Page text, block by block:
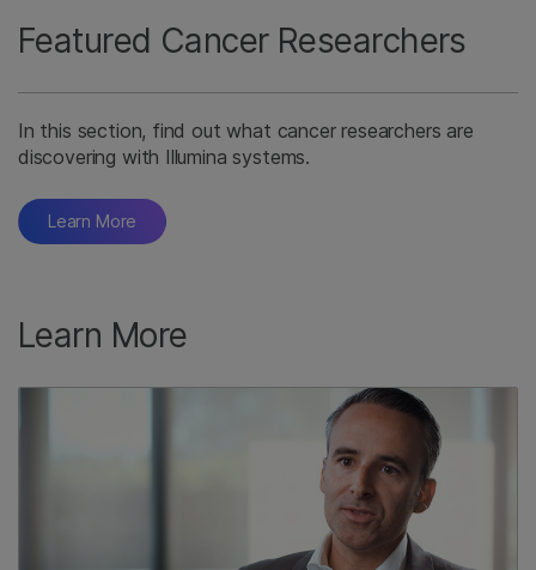
Featured Cancer Researchers
In this section, find out what cancer researchers are
discovering with Illumina systems.
Learn More
Learn More